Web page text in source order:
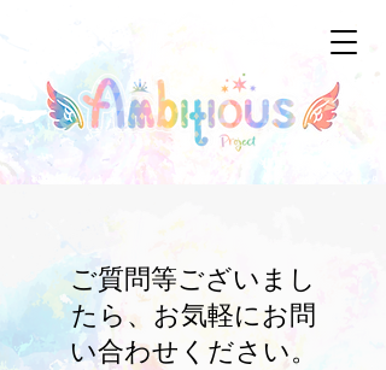
ご質問等ございまし
たら、お気軽にお問
い合わせください。